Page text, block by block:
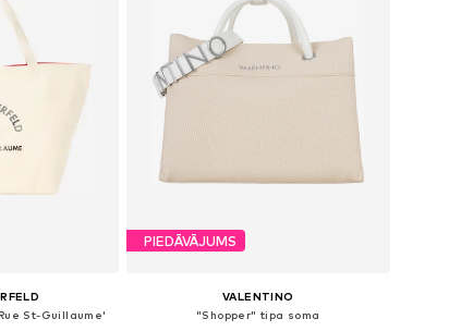
St-Guillaume'
PIEDĀVĀJUMS
VALENTINO
"Shopper" tipa soma